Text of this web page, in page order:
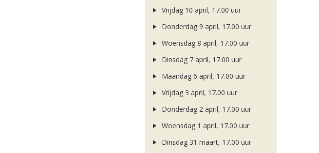
Vrijdag 10 april, 17.00 uur
Donderdag 9 april, 17.00 uur
Woensdag 8 april, 17.00 uur
Dinsdag 7 april, 17.00 uur
Maandag 6 april, 17.00 uur
Vrijdag 3 april, 17.00 uur
Donderdag 2 april, 17.00 uur
Woensdag 1 april, 17.00 uur
Dinsdag 31 maart, 17.00 uur